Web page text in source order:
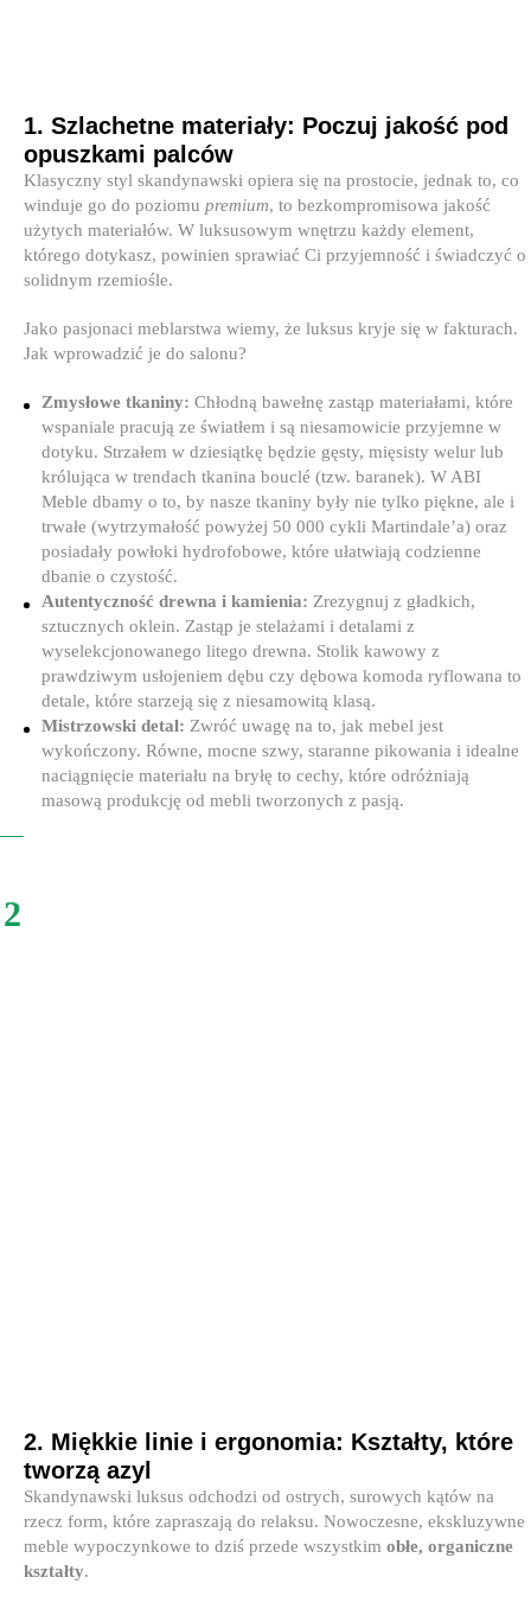
1. Szlachetne materiały: Poczuj jakość pod
opuszkami palców
Klasyczny styl skandynawski opiera się na prostocie, jednak to, co
winduje go do poziomu premium, to bezkompromisowa jakość
użytych materiałów. W luksusowym wnętrzu każdy element,
którego dotykasz, powinien sprawiać Ci przyjemność i świadczyć o
solidnym rzemiośle.
Jako pasjonaci meblarstwa wiemy, że luksus kryje się w fakturach.
Jak wprowadzić je do salonu?
Zmysłowe tkaniny: Chłodną bawełnę zastąp materiałami, które
wspaniale pracują ze światłem i są niesamowicie przyjemne w
dotyku. Strzałem w dziesiątkę będzie gęsty, mięsisty welur lub
królująca w trendach tkanina bouclé (tzw. baranek). W ABI
Meble dbamy o to, by nasze tkaniny były nie tylko piękne, ale i
trwałe (wytrzymałość powyżej 50 000 cykli Martindale’a) oraz
posiadały powłoki hydrofobowe, które ułatwiają codzienne
dbanie o czystość.
Autentyczność drewna i kamienia: Zrezygnuj z gładkich,
sztucznych oklein. Zastąp je stelażami i detalami z
wyselekcjonowanego litego drewna. Stolik kawowy z
prawdziwym usłojeniem dębu czy dębowa komoda ryflowana to
detale, które starzeją się z niesamowitą klasą.
Mistrzowski detal: Zwróć uwagę na to, jak mebel jest
wykończony. Równe, mocne szwy, staranne pikowania i idealne
naciągnięcie materiału na bryłę to cechy, które odróżniają
masową produkcję od mebli tworzonych z pasją.
2
2. Miękkie linie i ergonomia: Kształty, które
tworzą azyl
Skandynawski luksus odchodzi od ostrych, surowych kątów na
rzecz form, które zapraszają do relaksu. Nowoczesne, ekskluzywne
meble wypoczynkowe to dziś przede wszystkim obłe, organiczne
kształty.